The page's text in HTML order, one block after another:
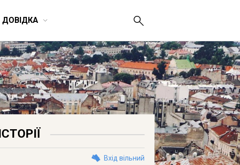
ДОВІДКА
Вхід вільний